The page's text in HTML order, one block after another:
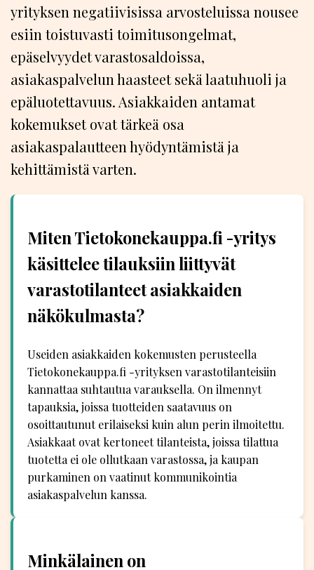
yrityksen negatiivisissa arvosteluissa nousee
esiin toistuvasti toimitusongelmat,
epäselvyydet varastosaldoissa,
asiakaspalvelun haasteet sekä laatuhuoli ja
epäluotettavuus. Asiakkaiden antamat
kokemukset ovat tärkeä osa
asiakaspalautteen hyödyntämistä ja
kehittämistä varten.
Miten Tietokonekauppa.fi -yritys
käsittelee tilauksiin liittyvät
varastotilanteet asiakkaiden
näkökulmasta?
Useiden asiakkaiden kokemusten perusteella
Tietokonekauppa.fi -yrityksen varastotilanteisiin
kannattaa suhtautua varauksella. On ilmennyt
tapauksia, joissa tuotteiden saatavuus on
osoittautunut erilaiseksi kuin alun perin ilmoitettu.
Asiakkaat ovat kertoneet tilanteista, joissa tilattua
tuotetta ei ole ollutkaan varastossa, ja kaupan
purkaminen on vaatinut kommunikointia
asiakaspalvelun kanssa.
Minkälainen on